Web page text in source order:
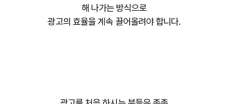
해 나가는 방식으로
광고의 효율을 계속 끌어올려야 합니다.